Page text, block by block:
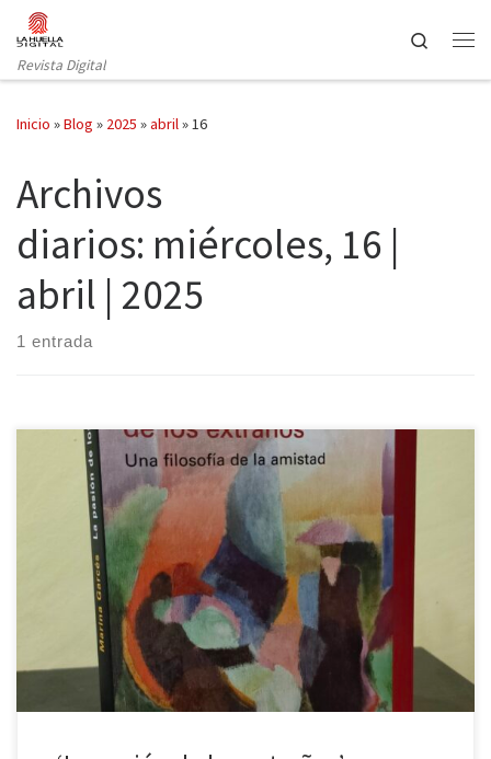
Saltar al contenido
Revista Digital
Search
Inicio »Blog » 2025 »abril»16
Archivos
diarios: miércoles, 16 |
abril | 2025
1 entrada
¿Qué lugar ocupa la amistad en nuestras vidas? ¿Por qué es tan
fundamental y, al mismo tiempo, tan esquiva? Estas son algunas
de las preguntas que atraviesan el ensayo filosófico de Marina
Garcés (Barcelona, 1973), La pasión de los extraños, recién
publicado por Galaxia Gutenberg. El libro, dividido en ocho […]